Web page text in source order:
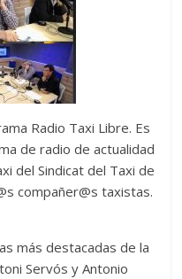
Radio Taxi Libre. Es
de radio de actualidad
del Sindicat del Taxi de
compañer@s taxistas.
más destacadas de la
Servós y Antonio